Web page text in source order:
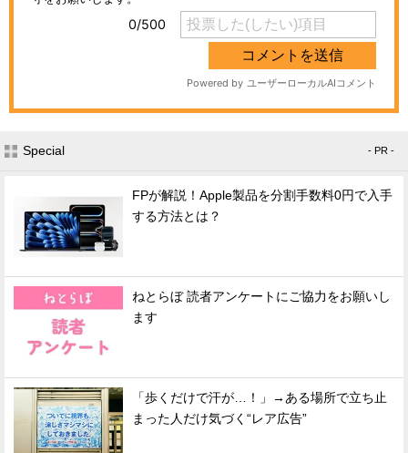
Special - PR -
FPが解説！Apple製品を分割手数料0円で入手
する方法とは？
ねとらぼ 読者アンケートにご協力をお願いし
ます
「歩くだけで汗が…！」→ある場所で立ち止
まった人だけ気づく“レア広告”